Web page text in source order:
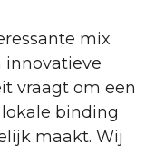
mix
innovatieve
vraagt om een
binding
maakt. Wij